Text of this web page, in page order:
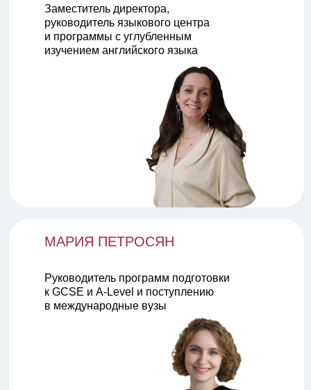
Руководитель программ подготовки
к GCSE и A-Level и поступлению
в международные вузы
МАРИЯ ПЕТРОСЯН
Заместитель директора,
руководитель языкового центра
и программы с углубленным
изучением английского языка